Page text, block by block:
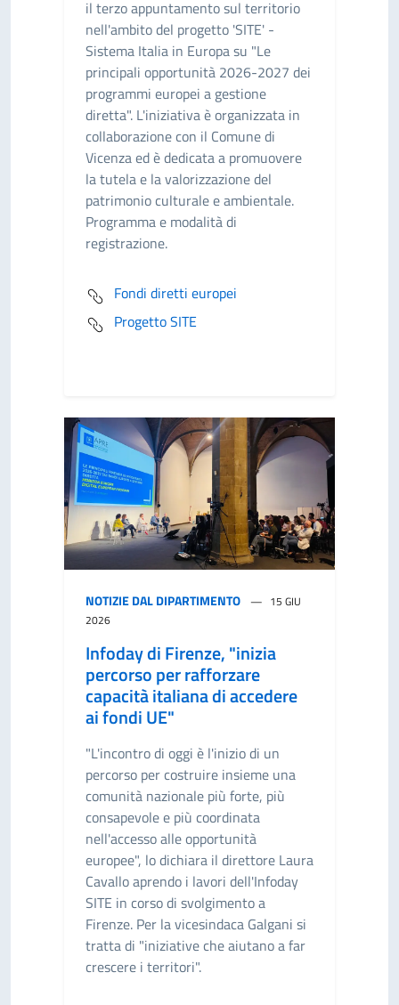
il terzo appuntamento sul territorio
nell'ambito del progetto 'SITE' -
Sistema Italia in Europa su "Le
principali opportunità 2026-2027 dei
programmi europei a gestione
diretta". L'iniziativa è organizzata in
collaborazione con il Comune di
Vicenza ed è dedicata a promuovere
la tutela e la valorizzazione del
patrimonio culturale e ambientale.
Programma e modalità di
registrazione.
Fondi diretti europei
Progetto SITE
NOTIZIE DAL DIPARTIMENTO
15 GIU
2026
Infoday di Firenze, "inizia
percorso per rafforzare
capacità italiana di accedere
ai fondi UE"
"L'incontro di oggi è l'inizio di un
percorso per costruire insieme una
comunità nazionale più forte, più
consapevole e più coordinata
nell'accesso alle opportunità
europee", lo dichiara il direttore Laura
Cavallo aprendo i lavori dell'Infoday
SITE in corso di svolgimento a
Firenze. Per la vicesindaca Galgani si
tratta di "iniziative che aiutano a far
crescere i territori".